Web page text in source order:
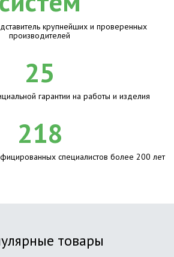
крупнейших и проверенных
производителей
25
гарантии на работы и изделия
218
специалистов более 200 лет
товары